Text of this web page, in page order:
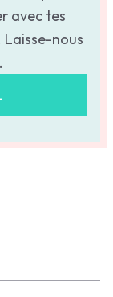
avec tes
nous